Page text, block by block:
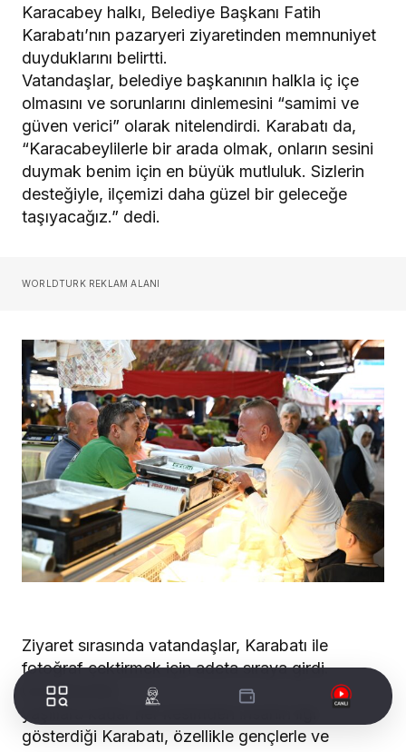
Karacabey halkı, Belediye Başkanı Fatih
Karabatı’nın pazaryeri ziyaretinden memnuniyet
duyduklarını belirtti.
Vatandaşlar, belediye başkanının halkla iç içe
olmasını ve sorunlarını dinlemesini “samimi ve
güven verici” olarak nitelendirdi. Karabatı da,
“Karacabeylilerle bir arada olmak, onların sesini
duymak benim için en büyük mutluluk. Sizlerin
desteğiyle, ilçemizi daha güzel bir geleceğe
taşıyacağız.” dedi.
WORLDTURK REKLAM ALANI
Ziyaret sırasında vatandaşlar, Karabatı ile
fotoğraf çektirmek için adeta sıraya girdi.
Çocuklardan
yaşlılara kadar her kesimden insanın ilgi
gösterdiği Karabatı, özellikle gençlerle ve